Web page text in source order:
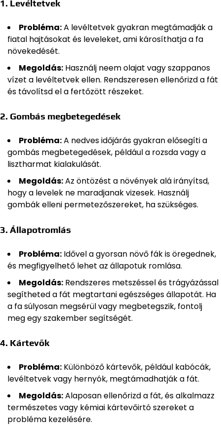
1. Levéltetvek
Probléma:A levéltetvek gyakran megtámadják a
fiatal hajtásokat és leveleket, ami károsíthatja a fa
növekedését.
Megoldás: Használj neem olajat vagy szappanos
vízet a levéltetvek ellen. Rendszeresen ellenőrizd a fát
és távolítsd el a fertőzött részeket.
2. Gombás megbetegedések
Probléma:A nedves időjárás gyakran elősegíti a
gombás megbetegedések, például a rozsda vagy a
lisztharmat kialakulását.
Megoldás:Az öntözést a növények alá irányítsd,
hogy a levelek ne maradjanak vizesek. Használj
gombák elleni permetezőszereket, ha szükséges.
3. Állapotromlás
Probléma: Idővel a gyorsan növő fák is öregednek,
és megfigyelhető lehet az állapotuk romlása.
Megoldás: Rendszeres metszéssel és trágyázással
segítheted a fát megtartani egészséges állapotát. Ha
a fa súlyosan megsérül vagy megbetegszik, fontolj
meg egy szakember segítségét.
4. Kártevők
Probléma: Különböző kártevők, például kabócák,
levéltetvek vagy hernyók, megtámadhatják a fát.
Megoldás:Alaposan ellenőrizd a fát, és alkalmazz
természetes vagy kémiai kártevőirtó szereket a
probléma kezelésére.